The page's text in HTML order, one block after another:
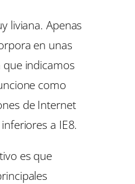
liviana. Apenas
en unas
que indicamos
como
de Internet
a IE8.
es que